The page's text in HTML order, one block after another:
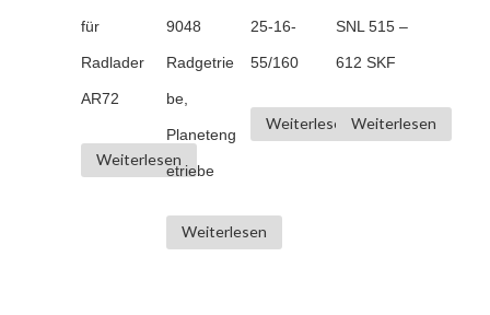
für
Radlader
AR72
Weiterlesen
9048
Radgetrie
be,
Planeteng
etriebe
Weiterlesen
25-16-
55/160
Weiterlesen
SNL 515 –
612 SKF
Weiterlesen